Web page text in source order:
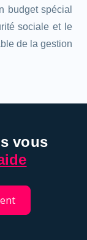
budget spécial
sociale et le
de la gestion
vous